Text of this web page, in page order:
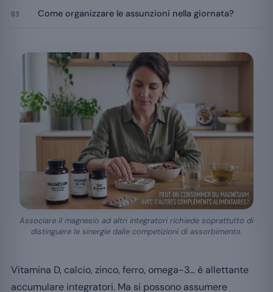
03 Come organizzare le assunzioni nella giornata?
Associare il magnesio ad altri integratori richiede soprattutto di
distinguere le sinergie dalle competizioni di assorbimento.
Vitamina D, calcio, zinco, ferro, omega-3… è allettante
accumulare integratori. Ma si possono assumere